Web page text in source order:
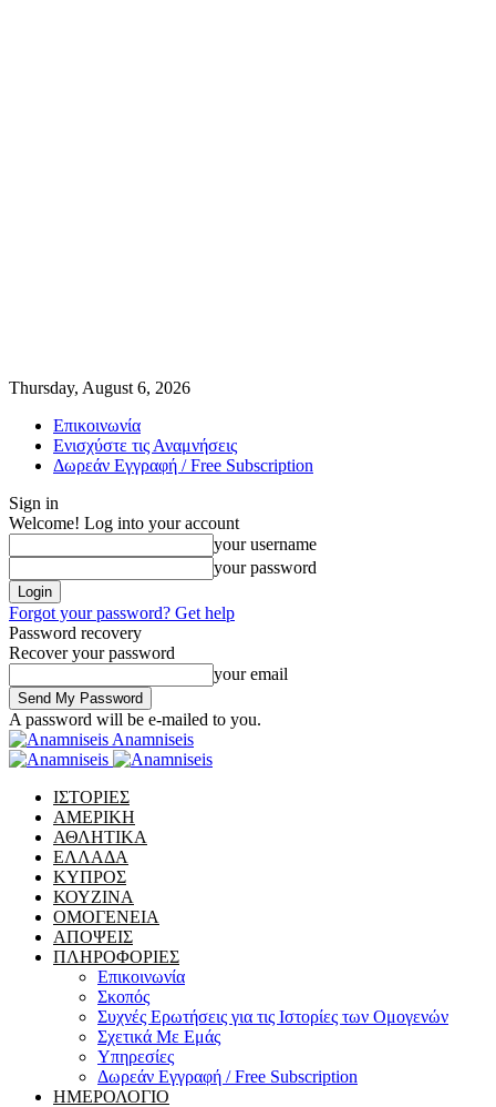
Thursday, August 6, 2026
Επικοινωνία
Ενισχύστε τις Αναμνήσεις
Δωρεάν Εγγραφή / Free Subscription
Sign in
Welcome! Log into your account
your username
your password
Forgot your password? Get help
Password recovery
Recover your password
your email
A password will be e-mailed to you.
Anamniseis
ΙΣΤΟΡΙΕΣ
ΑΜΕΡΙΚΗ
ΑΘΛΗΤΙΚΑ
ΕΛΛΑΔΑ
ΚΥΠΡΟΣ
ΚΟΥΖΙΝΑ
ΟΜΟΓΕΝΕΙΑ
ΑΠΟΨΕΙΣ
ΠΛΗΡΟΦΟΡΙΕΣ
Επικοινωνία
Σκοπός
Συχνές Ερωτήσεις για τις Ιστορίες των Ομογενών
Σχετικά Με Εμάς
Υπηρεσίες
Δωρεάν Εγγραφή / Free Subscription
ΗΜΕΡΟΛΟΓΙΟ